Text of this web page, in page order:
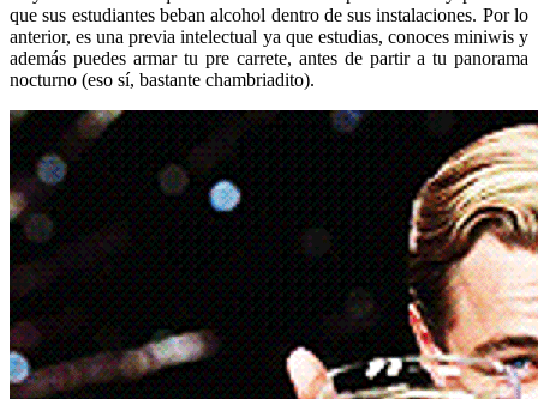
que sus estudiantes beban alcohol dentro de sus instalaciones. Por lo
anterior, es una previa intelectual ya que estudias, conoces miniwis y
además puedes armar tu pre carrete, antes de partir a tu panorama
nocturno (eso sí, bastante chambriadito).